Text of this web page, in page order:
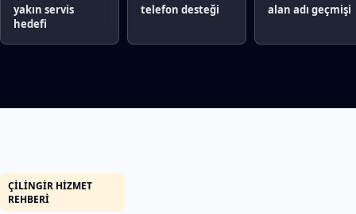
yakın servis
hedefi
telefon desteği alan adı geçmişi
ÇILINGIR HIZMET
REHBERI